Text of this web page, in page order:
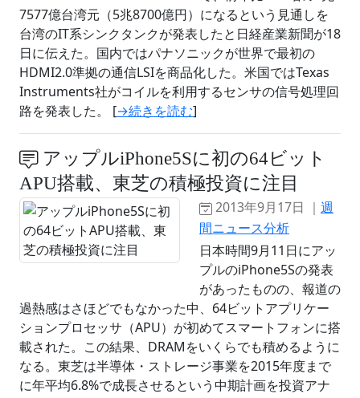
7577億台湾元（5兆8700億円）になるという見通しを
台湾のIT系シンクタンクが発表したと日経産業新聞が18
日に伝えた。国内ではパナソニックが世界で最初の
HDMI2.0準拠の通信LSIを商品化した。米国ではTexas
Instruments社がコイルを利用するセンサの信号処理回
路を発表した。 [→続きを読む]
アップルiPhone5Sに初の64ビット
APU搭載、東芝の積極投資に注目
2013年9月17日 ｜ 週
間ニュース分析
日本時間9月11日にアッ
プルのiPhone5Sの発表
があったものの、報道の
過熱感はさほどでもなかった中、64ビットアプリケー
ションプロセッサ（APU）が初めてスマートフォンに搭
載された。この結果、DRAMをいくらでも積めるように
なる。東芝は半導体・ストレージ事業を2015年度まで
に年平均6.8%で成長させるという中期計画を投資アナ